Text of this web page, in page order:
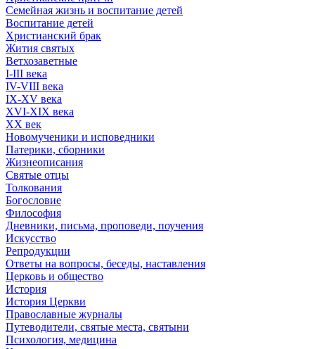
Семейная жизнь и воспитание детей
Воспитание детей
Христианский брак
Жития святых
Ветхозаветные
I-III века
IV-VIII века
IX-XV века
XVI-XIX века
XX век
Новомученики и исповедники
Патерики, сборники
Жизнеописания
Святые отцы
Толкования
Богословие
Философия
Дневники, письма, проповеди, поучения
Искусство
Репродукции
Ответы на вопросы, беседы, наставления
Церковь и общество
История
История Церкви
Православные журналы
Путеводители, святые места, святыни
Психология, медицина